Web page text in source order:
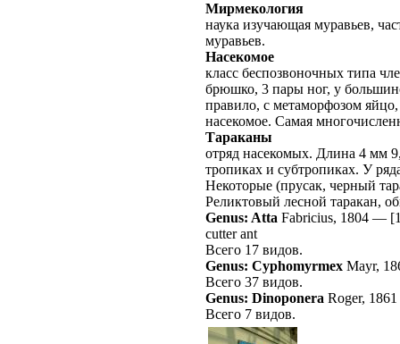
Мирмекология
наука изучающая муравьев,
муравьев.
Насекомое
класс беспозвоночных типа
брюшко, 3 пары ног, у
правило, с метаморфозом
насекомое. Самая
Тараканы
отряд насекомых. Длина 4 мм
тропиках и субтропиках. У
Некоторые (прусак, черный
Реликтовый лесной таракан,
Genus: Atta Fabricius, 1804 —
cutter ant
Всего 17 видов.
Genus: Cyphomyrmex Mayr,
Всего 37 видов.
Genus: Dinoponera Roger, 1861
Всего 7 видов.